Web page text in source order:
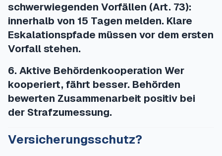
schwerwiegenden Vorfällen (Art. 73):
innerhalb von 15 Tagen melden. Klare
Eskalationspfade müssen vor dem ersten
Vorfall stehen.
6. Aktive Behördenkooperation Wer
kooperiert, fährt besser. Behörden
bewerten Zusammenarbeit positiv bei
der Strafzumessung.
Versicherungsschutz?